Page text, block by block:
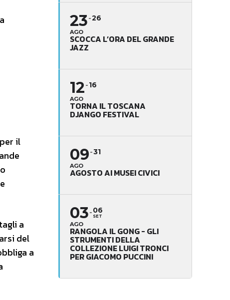
il
a
del
a
23
AGO
26
SCOCCA L’ORA DEL GRANDE
JAZZ
12
AGO
16
TORNA IL TOSCANA
DJANGO FESTIVAL
09
AGO
31
AGOSTO AI MUSEI CIVICI
03
AGO
06
SET
RANGOLA IL GONG - GLI
STRUMENTI DELLA
COLLEZIONE LUIGI TRONCI
PER GIACOMO PUCCINI